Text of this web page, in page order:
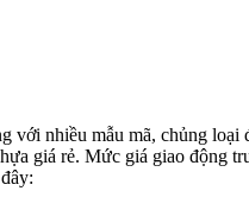
với nhiều mẫu mã, chủng
giá rẻ. Mức giá giao